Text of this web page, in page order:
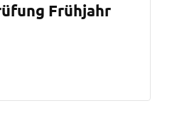
Frühjahr